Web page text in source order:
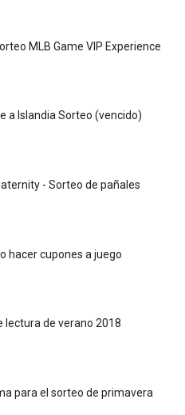
MLB Game VIP Experience
a Islandia Sorteo (vencido)
- Sorteo de pañales
hacer cupones a juego
lectura de verano 2018
para el sorteo de primavera